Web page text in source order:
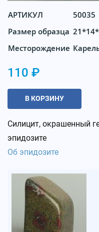
АРТИКУЛ
50035
Размер образца
Месторождение
110 ₽
В КОРЗИНУ
Силицит, окрашенный
эпидозите
Об эпидозите